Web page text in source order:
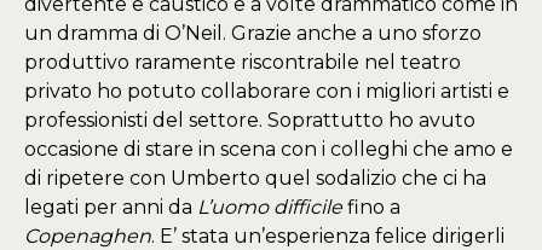
un dramma di O’Neil. Grazie anche a uno sforzo
produttivo raramente riscontrabile nel teatro
privato ho potuto collaborare con i migliori artisti e
professionisti del settore. Soprattutto ho avuto
occasione di stare in scena con i colleghi che amo e
di ripetere con Umberto quel sodalizio che ci ha
legati per anni da L’uomo difficilefino a
Copenaghen. E’ stata un’esperienza felice dirigerli